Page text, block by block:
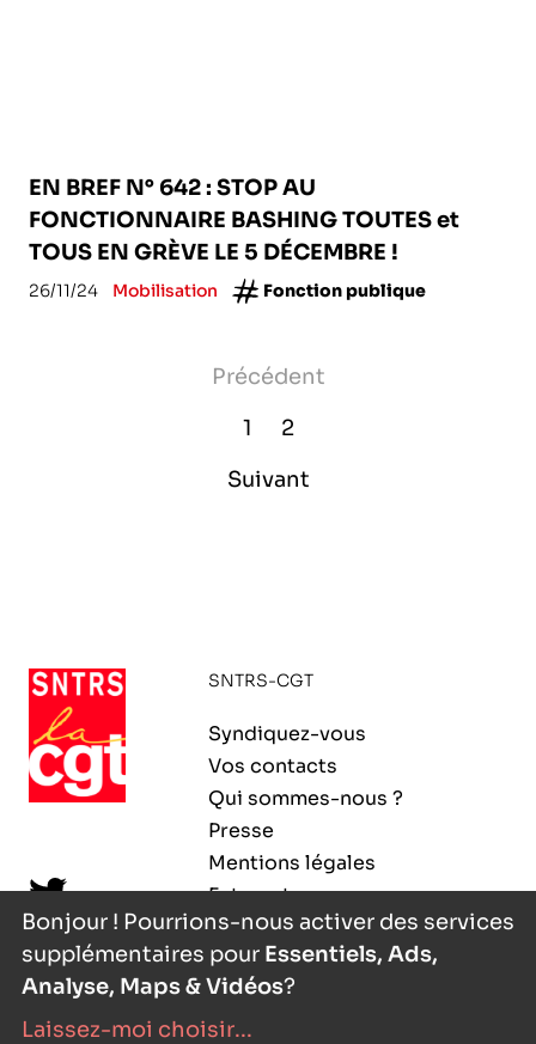
EN BREF N° 642 : STOP AU
FONCTIONNAIRE BASHING TOUTES et
TOUS EN GRÈVE LE 5 DÉCEMBRE !
26/11/24 Mobilisation Fonction publique
Précédent
1
2
Suivant
SNTRS-CGT
Syndiquez-vous
Vos contacts
Qui sommes-nous ?
Presse
Mentions légales
Extranet
Bonjour ! Pourrions-nous activer des services
supplémentaires pour Essentiels, Ads,
Analyse, Maps & Vidéos?
Laissez-moi choisir...